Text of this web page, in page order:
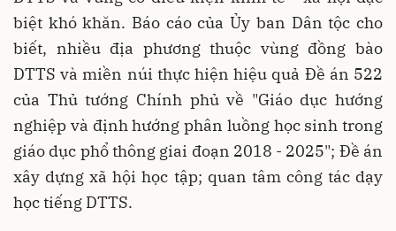
biệt khó khăn. Báo cáo của Ủy ban Dân tộc cho
biết, nhiều địa phương thuộc vùng đồng bào
DTTS và miền núi thực hiện hiệu quả Đề án 522
của Thủ tướng Chính phủ về "Giáo dục hướng
nghiệp và định hướng phân luồng học sinh trong
giáo dục phổ thông giai đoạn 2018 - 2025"; Đề án
xây dựng xã hội học tập; quan tâm công tác dạy
học tiếng DTTS.